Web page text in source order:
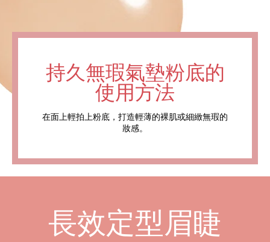
持久無瑕氣墊粉底的
使用方法
在面上輕拍上粉底，打造輕薄的裸肌或細緻無瑕的
妝感。
長效定型眉睫